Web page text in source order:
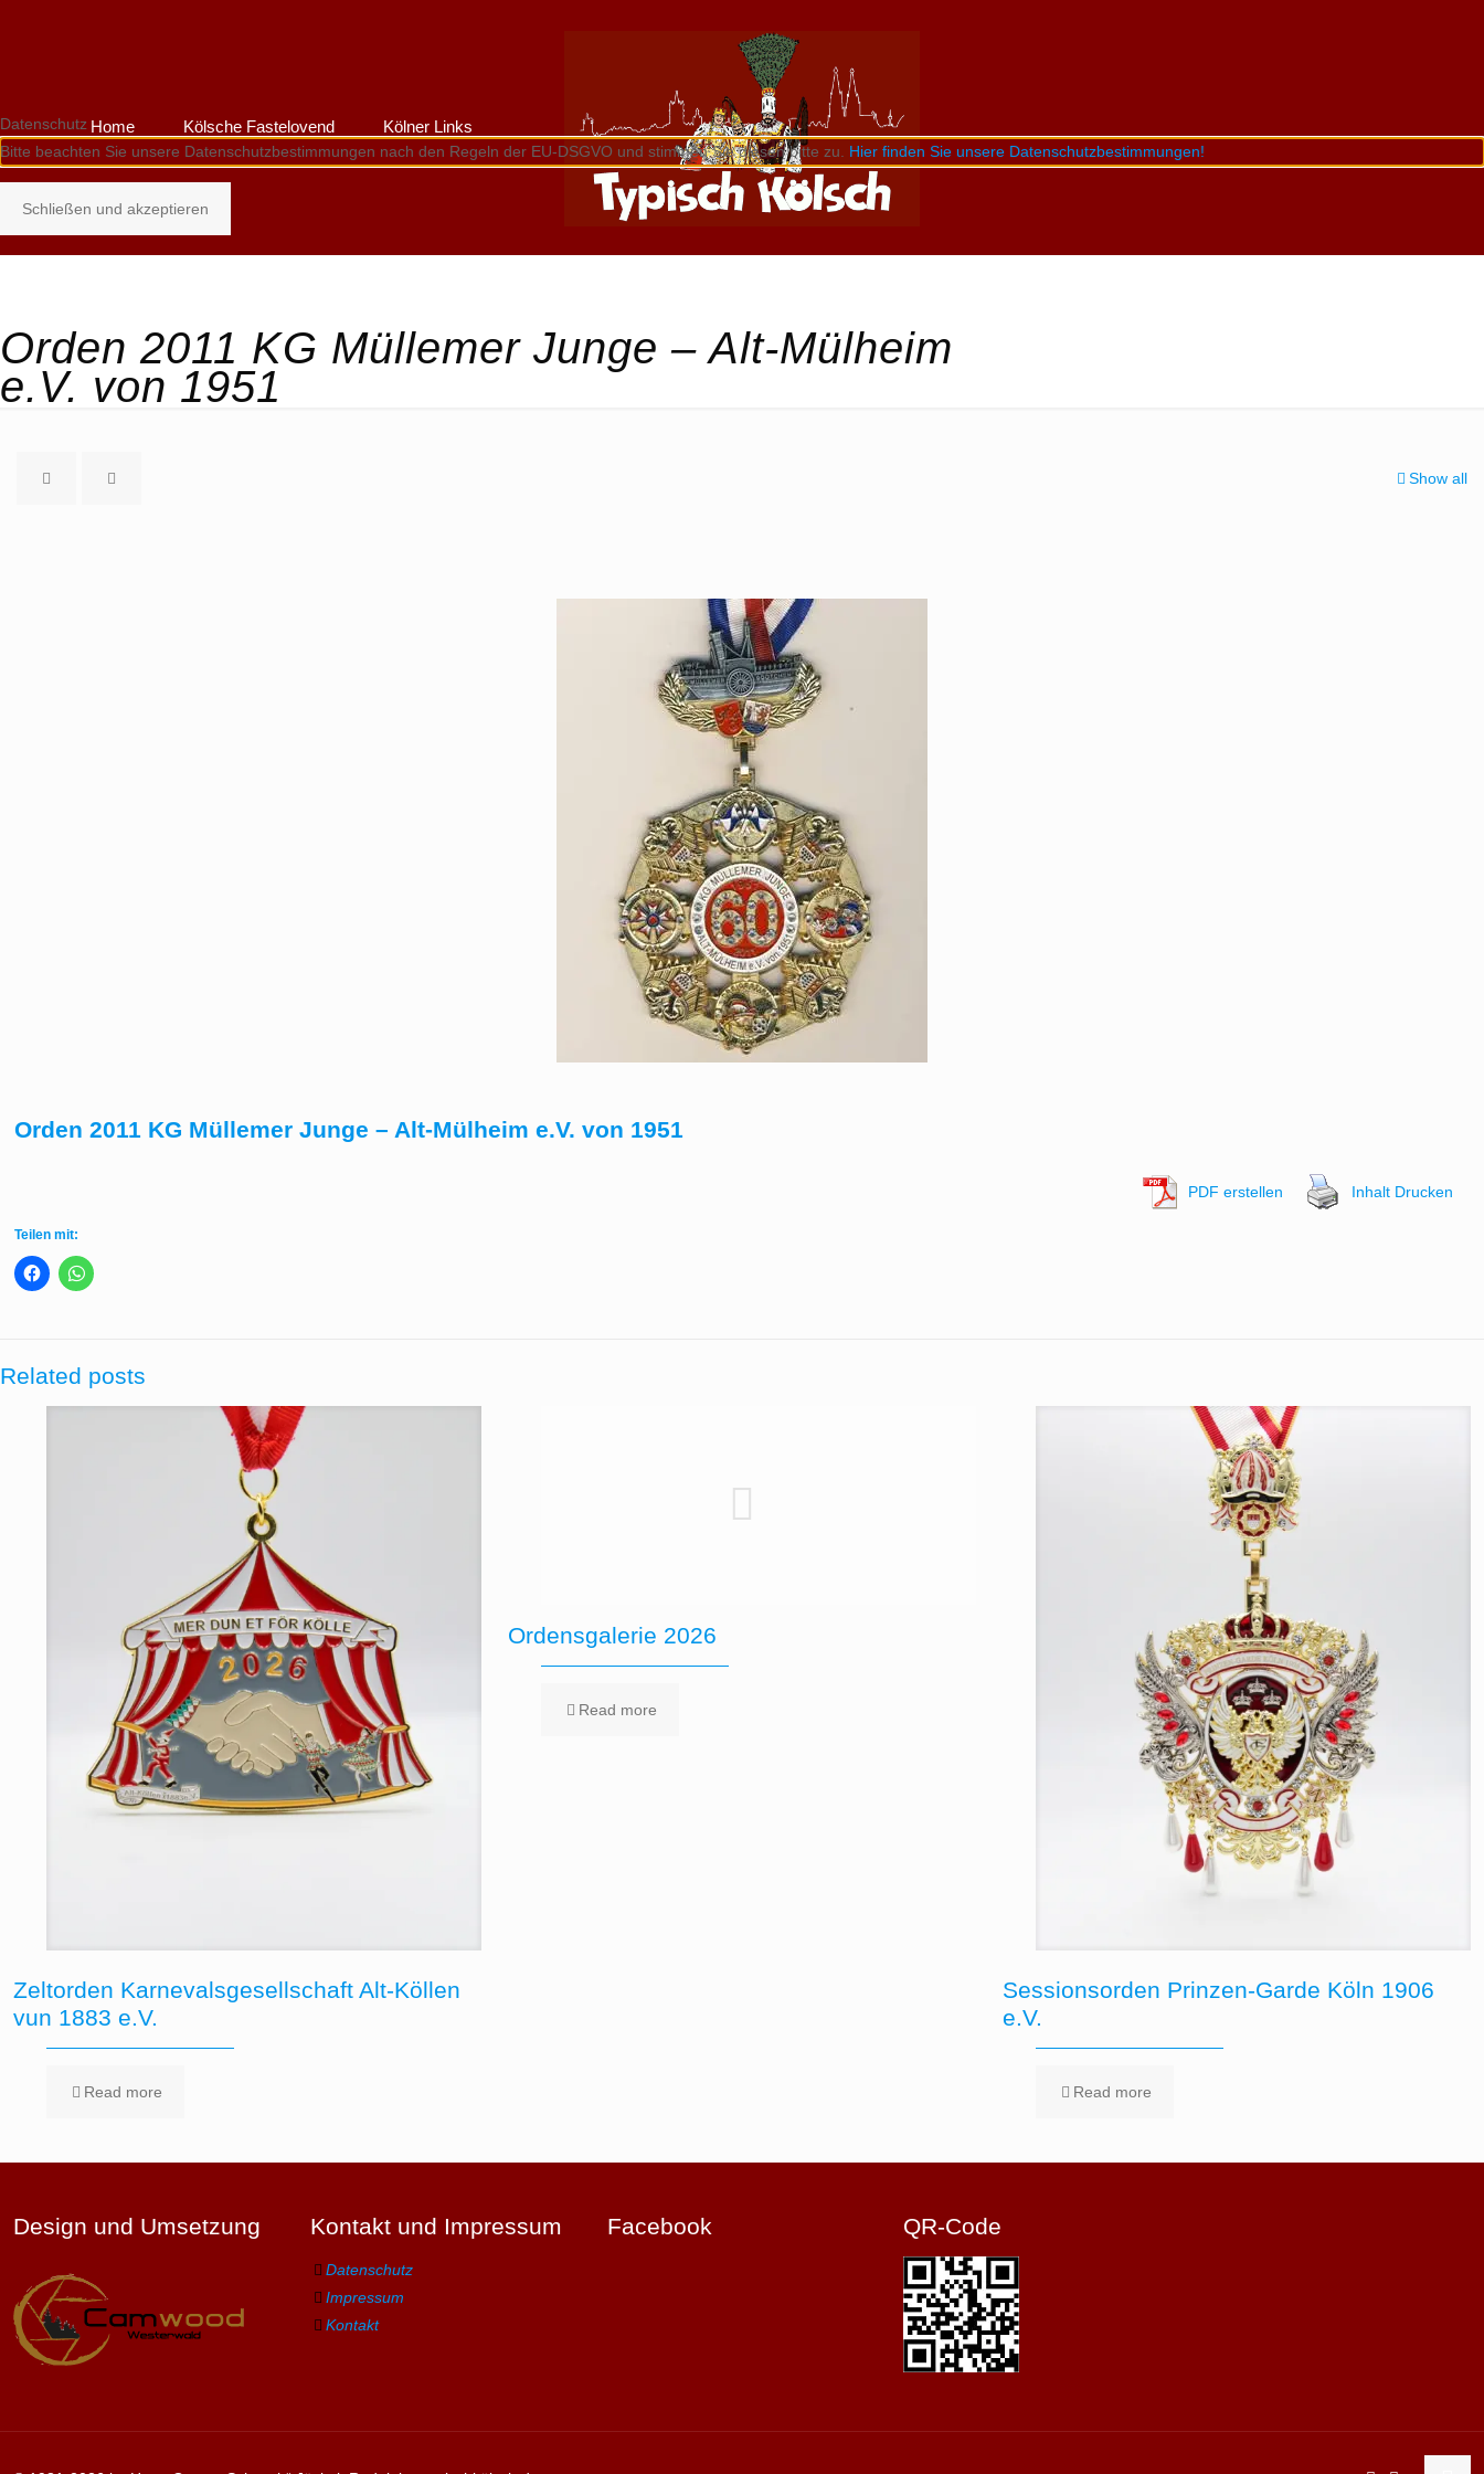
Home Kölsche Fastelovend Kölner Links
Orden 2011 KG Müllemer Junge – Alt-Mülheim
e.V. von 1951
Show all
Orden 2011 KG Müllemer Junge – Alt-Mülheim e.V. von 1951
PDF erstellen Inhalt Drucken
Teilen mit:
Related posts
Zeltorden Karnevalsgesellschaft Alt-Köllen
vun 1883 e.V.
Read more
Ordensgalerie 2026
Read more
Sessionsorden Prinzen-Garde Köln 1906
e.V.
Read more
Design und Umsetzung Kontakt und Impressum
Datenschutz
Impressum
Kontakt
Facebook QR-Code
Datenschutz
Bitte beachten Sie unsere Datenschutzbestimmungen nach den Regeln der EU-DSGVO und stimmen Sie diesen bitte zu. Hier finden Sie unsere Datenschutzbestimmungen!
Schließen und akzeptieren